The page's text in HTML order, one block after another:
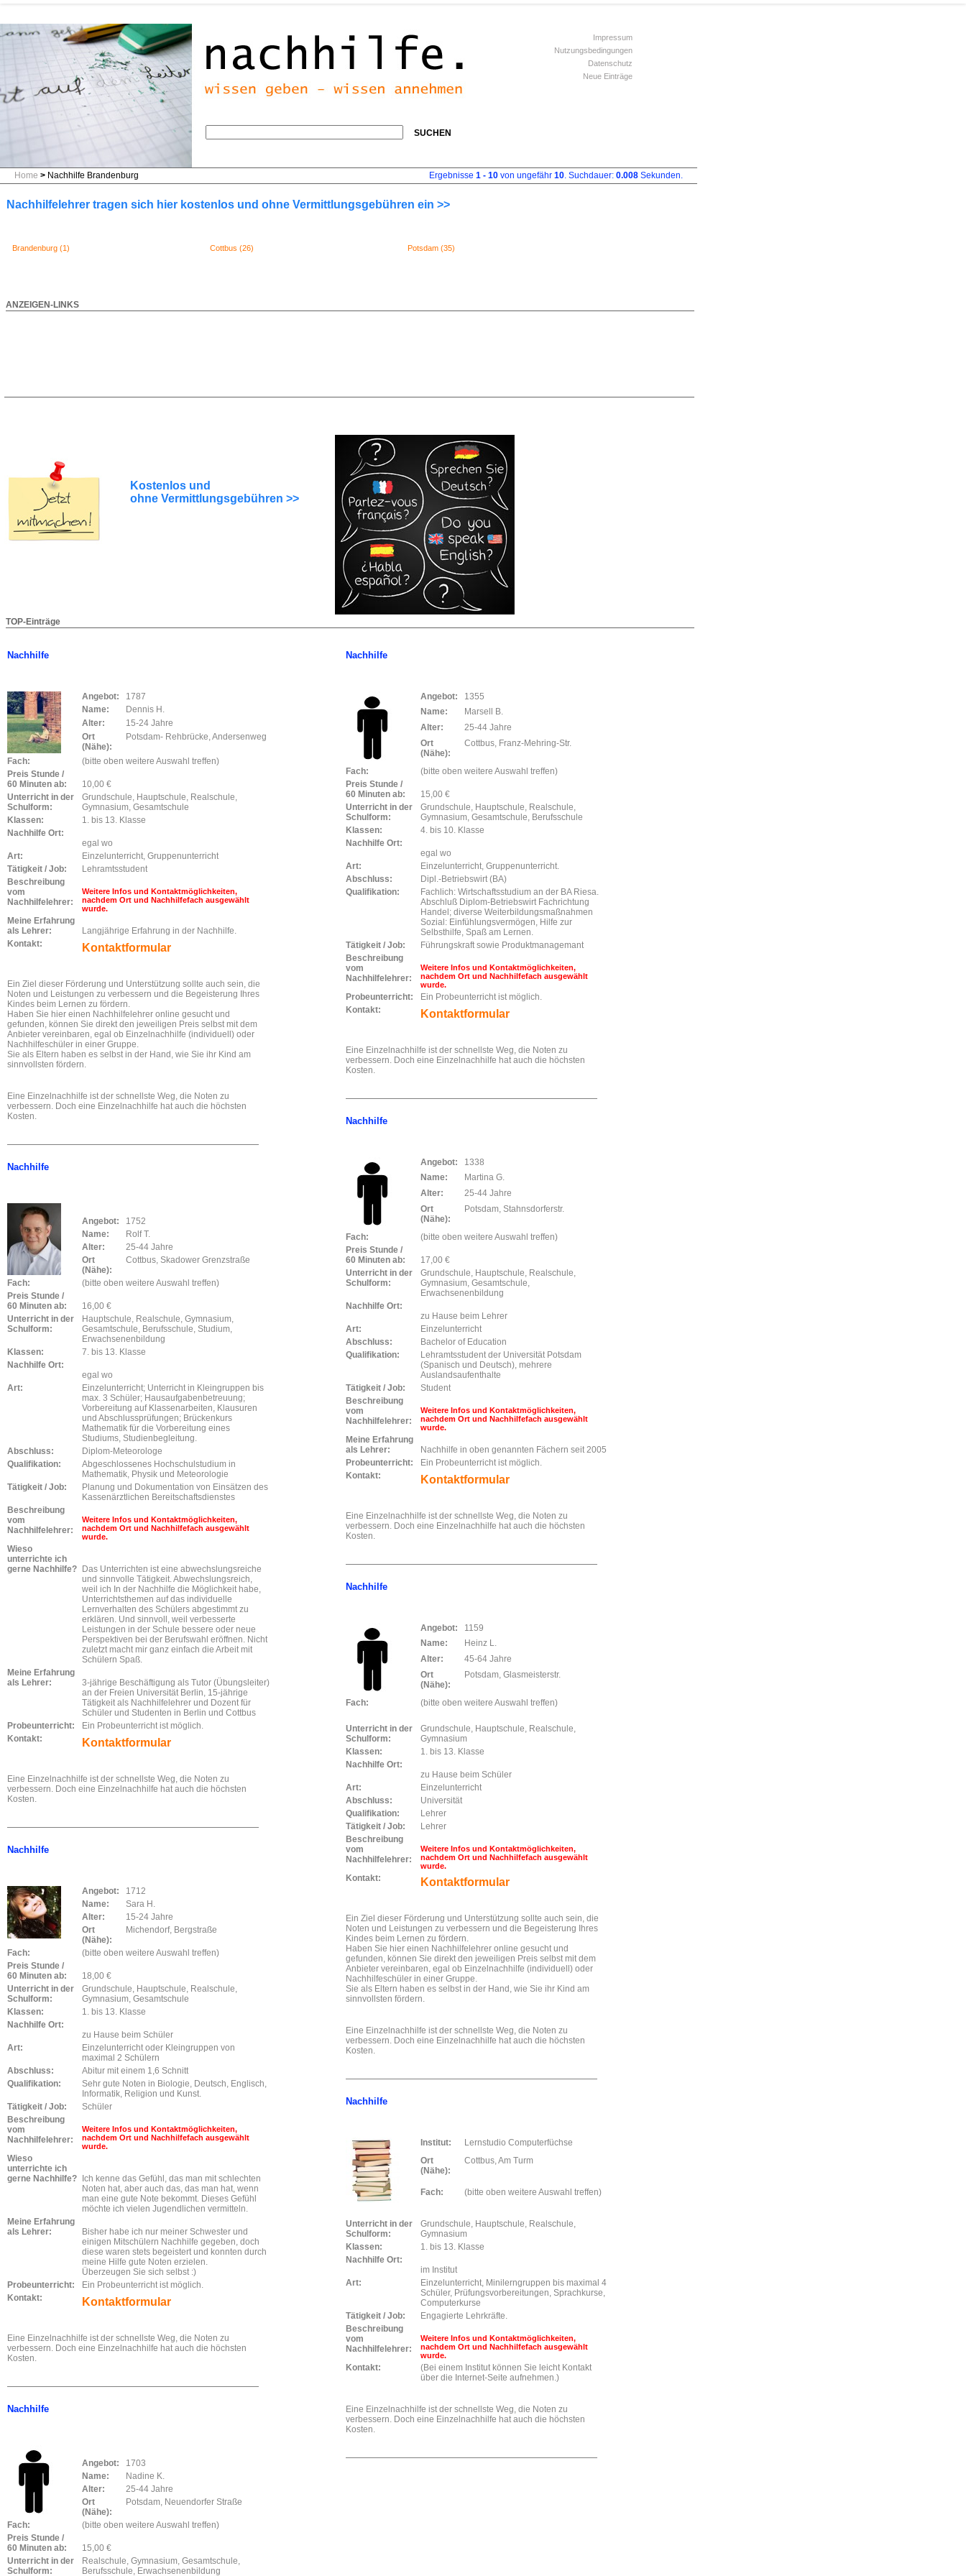
SUCHEN
Impressum
Nutzungsbedingungen
Datenschutz
Neue Einträge
Home > Nachhilfe Brandenburg Ergebnisse 1 - 10 von ungefähr 10. Suchdauer: 0.008 Sekunden.
Nachhilfelehrer tragen sich hier kostenlos und ohne Vermittlungsgebühren ein >>
Brandenburg (1) Cottbus (26) Potsdam (35)
ANZEIGEN-LINKS
Kostenlos und
ohne Vermittlungsgebühren >>
TOP-Einträge
Nachhilfe
Angebot:
1787
Name:
Dennis H.
Alter:
15-24 Jahre
Ort
(Nähe):
Potsdam- Rehbrücke, Andersenweg
Fach:
(bitte oben weitere Auswahl treffen)
Preis Stunde /
60 Minuten ab:
10,00 €
Unterricht in der
Schulform:
Grundschule, Hauptschule, Realschule,
Gymnasium, Gesamtschule
Klassen:
1. bis 13. Klasse
Nachhilfe Ort:
egal wo
Art:
Einzelunterricht, Gruppenunterricht
Tätigkeit / Job:
Lehramtsstudent
Beschreibung
vom
Nachhilfelehrer:
Weitere Infos und Kontaktmöglichkeiten,
nachdem Ort und Nachhilfefach ausgewählt
wurde.
Meine Erfahrung
als Lehrer:
Langjährige Erfahrung in der Nachhilfe.
Kontakt:
Kontaktformular
Ein Ziel dieser Förderung und Unterstützung sollte auch sein, die
Noten und Leistungen zu verbessern und die Begeisterung Ihres
Kindes beim Lernen zu fördern.
Haben Sie hier einen Nachhilfelehrer online gesucht und
gefunden, können Sie direkt den jeweiligen Preis selbst mit dem
Anbieter vereinbaren, egal ob Einzelnachhilfe (individuell) oder
Nachhilfeschüler in einer Gruppe.
Sie als Eltern haben es selbst in der Hand, wie Sie ihr Kind am
sinnvollsten fördern.
Eine Einzelnachhilfe ist der schnellste Weg, die Noten zu
verbessern. Doch eine Einzelnachhilfe hat auch die höchsten
Kosten.
Nachhilfe
Angebot:
1752
Name:
Rolf T.
Alter:
25-44 Jahre
Ort
(Nähe):
Cottbus, Skadower Grenzstraße
Fach:
(bitte oben weitere Auswahl treffen)
Preis Stunde /
60 Minuten ab:
16,00 €
Unterricht in der
Schulform:
Hauptschule, Realschule, Gymnasium,
Gesamtschule, Berufsschule, Studium,
Erwachsenenbildung
Klassen:
7. bis 13. Klasse
Nachhilfe Ort:
egal wo
Art:
Einzelunterricht; Unterricht in Kleingruppen bis
max. 3 Schüler; Hausaufgabenbetreuung;
Vorbereitung auf Klassenarbeiten, Klausuren
und Abschlussprüfungen; Brückenkurs
Mathematik für die Vorbereitung eines
Studiums, Studienbegleitung.
Abschluss:
Diplom-Meteorologe
Qualifikation:
Abgeschlossenes Hochschulstudium in
Mathematik, Physik und Meteorologie
Tätigkeit / Job:
Planung und Dokumentation von Einsätzen des
Kassenärztlichen Bereitschaftsdienstes
Beschreibung
vom
Nachhilfelehrer:
Weitere Infos und Kontaktmöglichkeiten,
nachdem Ort und Nachhilfefach ausgewählt
wurde.
Wieso
unterrichte ich
gerne Nachhilfe?
Das Unterrichten ist eine abwechslungsreiche
und sinnvolle Tätigkeit. Abwechslungsreich,
weil ich In der Nachhilfe die Möglichkeit habe,
Unterrichtsthemen auf das individuelle
Lernverhalten des Schülers abgestimmt zu
erklären. Und sinnvoll, weil verbesserte
Leistungen in der Schule bessere oder neue
Perspektiven bei der Berufswahl eröffnen. Nicht
zuletzt macht mir ganz einfach die Arbeit mit
Schülern Spaß.
Meine Erfahrung
als Lehrer:
3-jährige Beschäftigung als Tutor (Übungsleiter)
an der Freien Universität Berlin, 15-jährige
Tätigkeit als Nachhilfelehrer und Dozent für
Schüler und Studenten in Berlin und Cottbus
Probeunterricht:
Ein Probeunterricht ist möglich.
Kontakt:
Kontaktformular
Eine Einzelnachhilfe ist der schnellste Weg, die Noten zu
verbessern. Doch eine Einzelnachhilfe hat auch die höchsten
Kosten.
Nachhilfe
Angebot:
1712
Name:
Sara H.
Alter:
15-24 Jahre
Ort
(Nähe):
Michendorf, Bergstraße
Fach:
(bitte oben weitere Auswahl treffen)
Preis Stunde /
60 Minuten ab:
18,00 €
Unterricht in der
Schulform:
Grundschule, Hauptschule, Realschule,
Gymnasium, Gesamtschule
Klassen:
1. bis 13. Klasse
Nachhilfe Ort:
zu Hause beim Schüler
Art:
Einzelunterricht oder Kleingruppen von
maximal 2 Schülern
Abschluss:
Abitur mit einem 1,6 Schnitt
Qualifikation:
Sehr gute Noten in Biologie, Deutsch, Englisch,
Informatik, Religion und Kunst.
Tätigkeit / Job:
Schüler
Beschreibung
vom
Nachhilfelehrer:
Weitere Infos und Kontaktmöglichkeiten,
nachdem Ort und Nachhilfefach ausgewählt
wurde.
Wieso
unterrichte ich
gerne Nachhilfe?
Ich kenne das Gefühl, das man mit schlechten
Noten hat, aber auch das, das man hat, wenn
man eine gute Note bekommt. Dieses Gefühl
möchte ich vielen Jugendlichen vermitteln.
Meine Erfahrung
als Lehrer:
Bisher habe ich nur meiner Schwester und
einigen Mitschülern Nachhilfe gegeben, doch
diese waren stets begeistert und konnten durch
meine Hilfe gute Noten erzielen.
Überzeugen Sie sich selbst :)
Probeunterricht:
Ein Probeunterricht ist möglich.
Kontakt:
Kontaktformular
Eine Einzelnachhilfe ist der schnellste Weg, die Noten zu
verbessern. Doch eine Einzelnachhilfe hat auch die höchsten
Kosten.
Nachhilfe
Angebot:
1703
Name:
Nadine K.
Alter:
25-44 Jahre
Ort
(Nähe):
Potsdam, Neuendorfer Straße
Fach:
(bitte oben weitere Auswahl treffen)
Preis Stunde /
60 Minuten ab:
15,00 €
Unterricht in der
Schulform:
Realschule, Gymnasium, Gesamtschule,
Berufsschule, Erwachsenenbildung
Nachhilfe
Angebot:
1355
Name:
Marsell B.
Alter:
25-44 Jahre
Ort
(Nähe):
Cottbus, Franz-Mehring-Str.
Fach:
(bitte oben weitere Auswahl treffen)
Preis Stunde /
60 Minuten ab:
15,00 €
Unterricht in der
Schulform:
Grundschule, Hauptschule, Realschule,
Gymnasium, Gesamtschule, Berufsschule
Klassen:
4. bis 10. Klasse
Nachhilfe Ort:
egal wo
Art:
Einzelunterricht, Gruppenunterricht.
Abschluss:
Dipl.-Betriebswirt (BA)
Qualifikation:
Fachlich: Wirtschaftsstudium an der BA Riesa.
Abschluß Diplom-Betriebswirt Fachrichtung
Handel; diverse Weiterbildungsmaßnahmen
Sozial: Einfühlungsvermögen, Hilfe zur
Selbsthilfe, Spaß am Lernen.
Tätigkeit / Job:
Führungskraft sowie Produktmanagemant
Beschreibung
vom
Nachhilfelehrer:
Weitere Infos und Kontaktmöglichkeiten,
nachdem Ort und Nachhilfefach ausgewählt
wurde.
Probeunterricht:
Ein Probeunterricht ist möglich.
Kontakt:
Kontaktformular
Eine Einzelnachhilfe ist der schnellste Weg, die Noten zu
verbessern. Doch eine Einzelnachhilfe hat auch die höchsten
Kosten.
Nachhilfe
Angebot:
1338
Name:
Martina G.
Alter:
25-44 Jahre
Ort
(Nähe):
Potsdam, Stahnsdorferstr.
Fach:
(bitte oben weitere Auswahl treffen)
Preis Stunde /
60 Minuten ab:
17,00 €
Unterricht in der
Schulform:
Grundschule, Hauptschule, Realschule,
Gymnasium, Gesamtschule,
Erwachsenenbildung
Nachhilfe Ort:
zu Hause beim Lehrer
Art:
Einzelunterricht
Abschluss:
Bachelor of Education
Qualifikation:
Lehramtsstudent der Universität Potsdam
(Spanisch und Deutsch), mehrere
Auslandsaufenthalte
Tätigkeit / Job:
Student
Beschreibung
vom
Nachhilfelehrer:
Weitere Infos und Kontaktmöglichkeiten,
nachdem Ort und Nachhilfefach ausgewählt
wurde.
Meine Erfahrung
als Lehrer:
Nachhilfe in oben genannten Fächern seit 2005
Probeunterricht:
Ein Probeunterricht ist möglich.
Kontakt:
Kontaktformular
Eine Einzelnachhilfe ist der schnellste Weg, die Noten zu
verbessern. Doch eine Einzelnachhilfe hat auch die höchsten
Kosten.
Nachhilfe
Angebot:
1159
Name:
Heinz L.
Alter:
45-64 Jahre
Ort
(Nähe):
Potsdam, Glasmeisterstr.
Fach: (bitte oben weitere Auswahl treffen)
Unterricht in der
Schulform:
Grundschule, Hauptschule, Realschule,
Gymnasium
Klassen:
1. bis 13. Klasse
Nachhilfe Ort:
zu Hause beim Schüler
Art:
Einzelunterricht
Abschluss:
Universität
Qualifikation:
Lehrer
Tätigkeit / Job:
Lehrer
Beschreibung
vom
Nachhilfelehrer:
Weitere Infos und Kontaktmöglichkeiten,
nachdem Ort und Nachhilfefach ausgewählt
wurde.
Kontakt: Kontaktformular
Ein Ziel dieser Förderung und Unterstützung sollte auch sein, die
Noten und Leistungen zu verbessern und die Begeisterung Ihres
Kindes beim Lernen zu fördern.
Haben Sie hier einen Nachhilfelehrer online gesucht und
gefunden, können Sie direkt den jeweiligen Preis selbst mit dem
Anbieter vereinbaren, egal ob Einzelnachhilfe (individuell) oder
Nachhilfeschüler in einer Gruppe.
Sie als Eltern haben es selbst in der Hand, wie Sie ihr Kind am
sinnvollsten fördern.
Eine Einzelnachhilfe ist der schnellste Weg, die Noten zu
verbessern. Doch eine Einzelnachhilfe hat auch die höchsten
Kosten.
Nachhilfe
Institut:
Lernstudio Computerfüchse
Ort
(Nähe):
Cottbus, Am Turm
Fach: (bitte oben weitere Auswahl treffen)
Unterricht in der
Schulform:
Grundschule, Hauptschule, Realschule,
Gymnasium
Klassen:
1. bis 13. Klasse
Nachhilfe Ort:
im Institut
Art:
Einzelunterricht, Minilerngruppen bis maximal 4
Schüler, Prüfungsvorbereitungen, Sprachkurse,
Computerkurse
Tätigkeit / Job:
Engagierte Lehrkräfte.
Beschreibung
vom
Nachhilfelehrer:
Weitere Infos und Kontaktmöglichkeiten,
nachdem Ort und Nachhilfefach ausgewählt
wurde.
Kontakt:
(Bei einem Institut können Sie leicht Kontakt
über die Internet-Seite aufnehmen.)
Eine Einzelnachhilfe ist der schnellste Weg, die Noten zu
verbessern. Doch eine Einzelnachhilfe hat auch die höchsten
Kosten.